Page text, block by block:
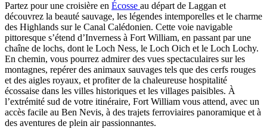
Partez pour une croisière en Écosse au départ de Laggan et
découvrez la beauté sauvage, les légendes intemporelles et le charme
des Highlands sur le Canal Calédonien. Cette voie navigable
pittoresque s’étend d’Inverness à Fort William, en passant par une
chaîne de lochs, dont le Loch Ness, le Loch Oich et le Loch Lochy.
En chemin, vous pourrez admirer des vues spectaculaires sur les
montagnes, repérer des animaux sauvages tels que des cerfs rouges
et des aigles royaux, et profiter de la chaleureuse hospitalité
écossaise dans les villes historiques et les villages paisibles. À
l’extrémité sud de votre itinéraire, Fort William vous attend, avec un
accès facile au Ben Nevis, à des trajets ferroviaires panoramique et à
des aventures de plein air passionnantes.